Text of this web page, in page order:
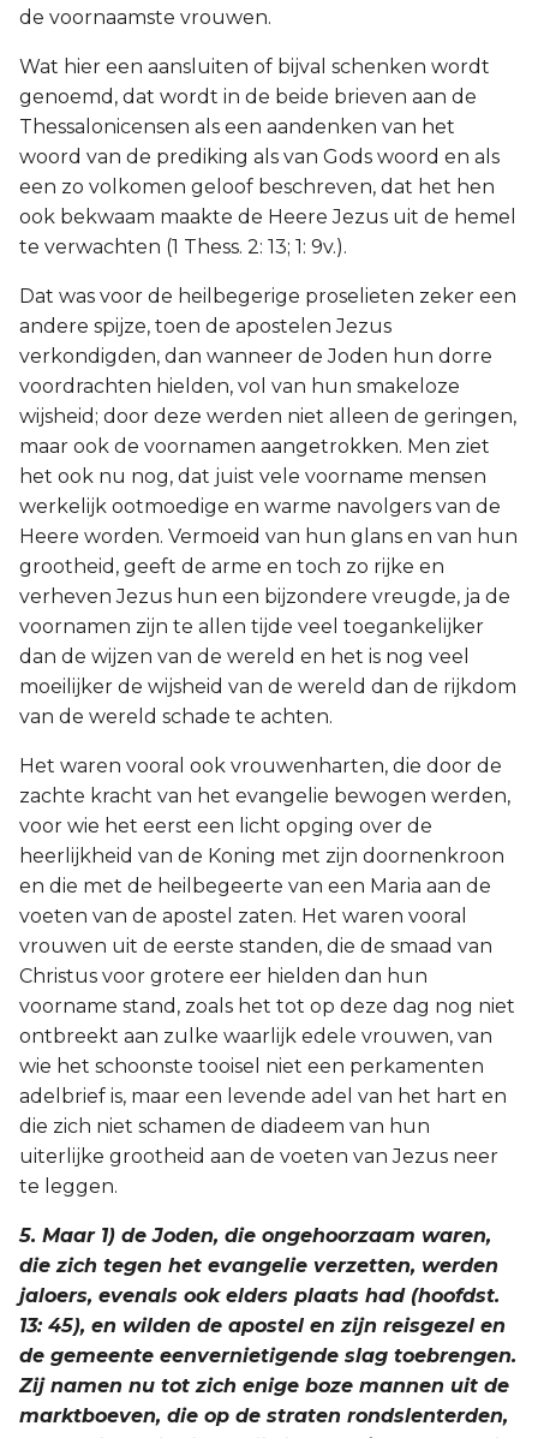
de voornaamste vrouwen.
Wat hier een aansluiten of bijval schenken wordt
genoemd, dat wordt in de beide brieven aan de
Thessalonicensen als een aandenken van het
woord van de prediking als van Gods woord en als
een zo volkomen geloof beschreven, dat het hen
ook bekwaam maakte de Heere Jezus uit de hemel
te verwachten (1 Thess. 2: 13; 1: 9v.).
Dat was voor de heilbegerige proselieten zeker een
andere spijze, toen de apostelen Jezus
verkondigden, dan wanneer de Joden hun dorre
voordrachten hielden, vol van hun smakeloze
wijsheid; door deze werden niet alleen de geringen,
maar ook de voornamen aangetrokken. Men ziet
het ook nu nog, dat juist vele voorname mensen
werkelijk ootmoedige en warme navolgers van de
Heere worden. Vermoeid van hun glans en van hun
grootheid, geeft de arme en toch zo rijke en
verheven Jezus hun een bijzondere vreugde, ja de
voornamen zijn te allen tijde veel toegankelijker
dan de wijzen van de wereld en het is nog veel
moeilijker de wijsheid van de wereld dan de rijkdom
van de wereld schade te achten.
Het waren vooral ook vrouwenharten, die door de
zachte kracht van het evangelie bewogen werden,
voor wie het eerst een licht opging over de
heerlijkheid van de Koning met zijn doornenkroon
en die met de heilbegeerte van een Maria aan de
voeten van de apostel zaten. Het waren vooral
vrouwen uit de eerste standen, die de smaad van
Christus voor grotere eer hielden dan hun
voorname stand, zoals het tot op deze dag nog niet
ontbreekt aan zulke waarlijk edele vrouwen, van
wie het schoonste tooisel niet een perkamenten
adelbrief is, maar een levende adel van het hart en
die zich niet schamen de diadeem van hun
uiterlijke grootheid aan de voeten van Jezus neer
te leggen.
5. Maar 1) de Joden, die ongehoorzaam waren,
die zich tegen het evangelie verzetten, werden
jaloers, evenals ook elders plaats had (hoofdst.
13: 45), en wilden de apostel en zijn reisgezel en
de gemeente eenvernietigende slag toebrengen.
Zij namen nu tot zich enige boze mannen uit de
marktboeven, die op de straten rondslenterden,